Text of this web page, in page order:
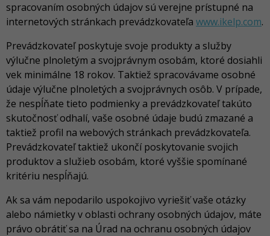
spracovaním osobných údajov sú verejne prístupné na
internetových stránkach prevádzkovateľa www.ikelp.com.
Prevádzkovateľ poskytuje svoje produkty a služby
výlučne plnoletým a svojprávnym osobám, ktoré dosiahli
vek minimálne 18 rokov. Taktiež spracovávame osobné
údaje výlučne plnoletých a svojprávnych osôb. V prípade,
že nespĺňate tieto podmienky a prevádzkovateľ takúto
skutočnosť odhalí, vaše osobné údaje budú zmazané a
taktiež profil na webových stránkach prevádzkovateľa.
Prevádzkovateľ taktiež ukončí poskytovanie svojich
produktov a služieb osobám, ktoré vyššie spomínané
kritériu nespĺňajú.
Ak sa vám nepodarilo uspokojivo vyriešiť vaše otázky
alebo námietky v oblasti ochrany osobných údajov, máte
právo obrátiť sa na Úrad na ochranu osobných údajov